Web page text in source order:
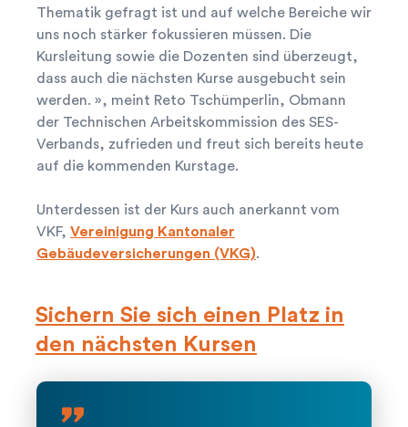
Thematik gefragt ist und auf welche Bereiche wir
uns noch stärker fokussieren müssen. Die
Kursleitung sowie die Dozenten sind überzeugt,
dass auch die nächsten Kurse ausgebucht sein
werden. », meint Reto Tschümperlin, Obmann
der Technischen Arbeitskommission des SES-
Verbands, zufrieden und freut sich bereits heute
auf die kommenden Kurstage.
Unterdessen ist der Kurs auch anerkannt vom
VKF, Vereinigung Kantonaler
Gebäudeversicherungen (VKG).
Sichern Sie sich einen Platz in
den nächsten Kursen
quote

Herausfinden, was zu Ihnen passt! Tooly
hilft!